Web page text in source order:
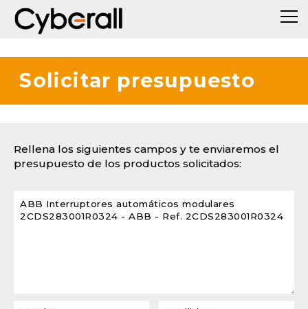
Solicitar presupuesto
Rellena los siguientes campos y te enviaremos el
presupuesto de los productos solicitados: